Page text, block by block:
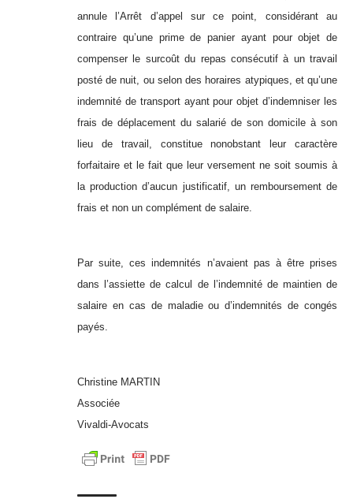
annule l’Arrêt d’appel sur ce point, considérant au
contraire qu’une prime de panier ayant pour objet de
compenser le surcoût du repas consécutif à un travail
posté de nuit, ou selon des horaires atypiques, et qu’une
indemnité de transport ayant pour objet d’indemniser les
frais de déplacement du salarié de son domicile à son
lieu de travail, constitue nonobstant leur caractère
forfaitaire et le fait que leur versement ne soit soumis à
la production d’aucun justificatif, un remboursement de
frais et non un complément de salaire.
Par suite, ces indemnités n’avaient pas à être prises
dans l’assiette de calcul de l’indemnité de maintien de
salaire en cas de maladie ou d’indemnités de congés
payés.
Christine MARTIN
Associée
Vivaldi-Avocats